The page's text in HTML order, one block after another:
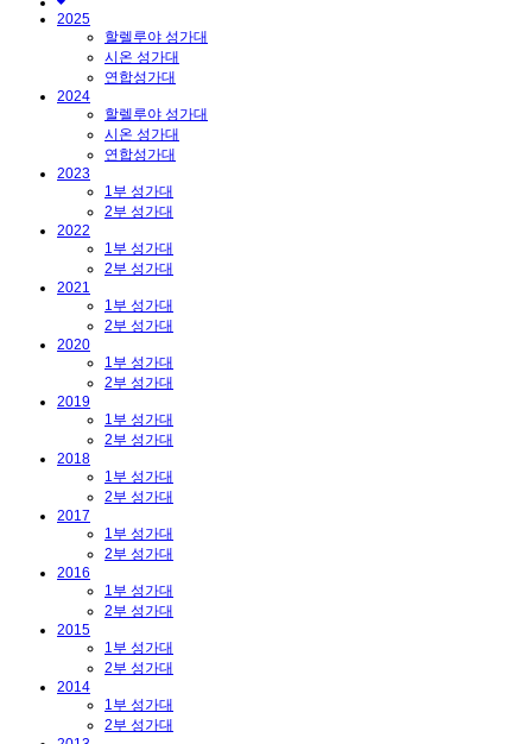
2025
할렐루야 성가대
시온 성가대
연합성가대
2024
할렐루야 성가대
시온 성가대
연합성가대
2023
1부 성가대
2부 성가대
2022
1부 성가대
2부 성가대
2021
1부 성가대
2부 성가대
2020
1부 성가대
2부 성가대
2019
1부 성가대
2부 성가대
2018
1부 성가대
2부 성가대
2017
1부 성가대
2부 성가대
2016
1부 성가대
2부 성가대
2015
1부 성가대
2부 성가대
2014
1부 성가대
2부 성가대